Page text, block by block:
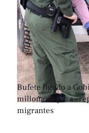
Bufete ligado a
millonario para
migrantes